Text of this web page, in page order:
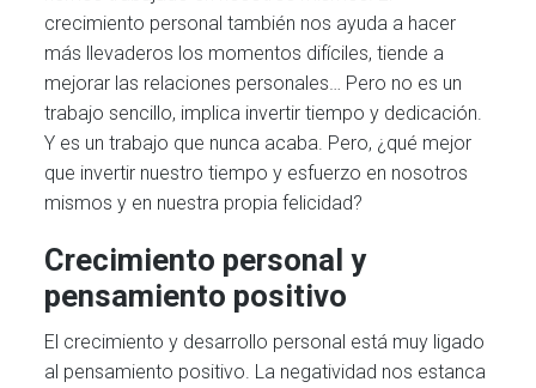
crecimiento personal también nos ayuda a hacer
más llevaderos los momentos difíciles, tiende a
mejorar las relaciones personales… Pero no es un
trabajo sencillo, implica invertir tiempo y dedicación.
Y es un trabajo que nunca acaba. Pero, ¿qué mejor
que invertir nuestro tiempo y esfuerzo en nosotros
mismos y en nuestra propia felicidad?
Crecimiento personal y
pensamiento positivo
El crecimiento y desarrollo personal está muy ligado
al pensamiento positivo. La negatividad nos estanca